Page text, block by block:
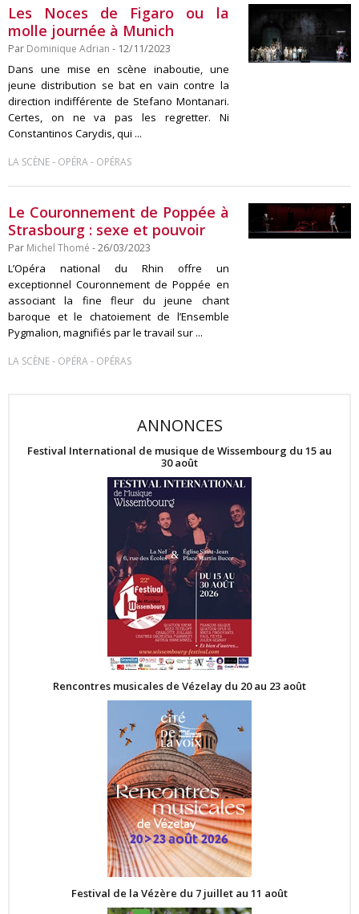
Les Noces de Figaro ou la
molle journée à Munich
Par Dominique Adrian - 12/11/2023
Dans une mise en scène inaboutie, une
jeune distribution se bat en vain contre la
direction indifférente de Stefano Montanari.
Certes, on ne va pas les regretter. Ni
Constantinos Carydis, qui ...
LA SCÈNE- OPÉRA- OPÉRAS
Le Couronnement de Poppée à
Strasbourg : sexe et pouvoir
Par Michel Thomé - 26/03/2023
L’Opéra national du Rhin offre un
exceptionnel Couronnement de Poppée en
associant la fine fleur du jeune chant
baroque et le chatoiement de l’Ensemble
Pygmalion, magnifiés par le travail sur ...
LA SCÈNE- OPÉRA- OPÉRAS
ANNONCES
Festival International de musique de Wissembourg du 15 au
30 août
Rencontres musicales de Vézelay du 20 au 23 août
Festival de la Vézère du 7 juillet au 11 août